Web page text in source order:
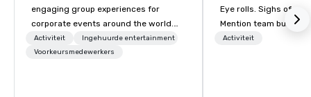
engaging group experiences for
corporate events around the world.
We operate in 300+ cities globally,
supporting programs for 50 to
Activiteit
Ingehuurde entertainment
Voorkeursmedewerkers
Eye rolls. Sighs of
Mention team
get these reactions. The thought of
Activiteit